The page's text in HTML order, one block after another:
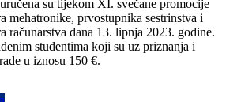
su tijekom XI. svečane promocije
mehatronike, prvostupnika sestrinstva i
računarstva dana 13. lipnja 2023. godine.
studentima koji su uz priznanja i
u iznosu 150 €.